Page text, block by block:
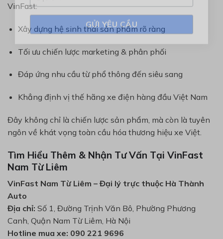
VinFast:
Xây dựng hệ sinh thái sản phẩm rõ ràng
Tối ưu chiến lược marketing & phân phối
Đáp ứng nhu cầu từ phổ thông đến siêu sang
Khẳng định vị thế hãng xe điện hàng đầu Việt Nam
Đây không chỉ là chiến lược sản phẩm, mà còn là tuyên
ngôn về khát vọng toàn cầu hóa thương hiệu xe Việt.
Tìm Hiểu Thêm & Nhận Tư Vấn Tại VinFast
Nam Từ Liêm
VinFast Nam Từ Liêm – Đại lý trực thuộc Hà Thành
Auto
Địa chỉ: Số 1, Đường Trịnh Văn Bô, Phường Phương
Canh, Quận Nam Từ Liêm, Hà Nội
Hotline mua xe: 090 221 9696